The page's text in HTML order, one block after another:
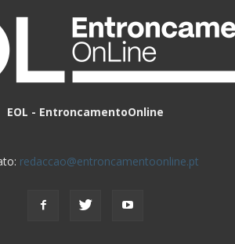
EOL - EntroncamentoOnline
redaccao@entroncamentoonline.pt